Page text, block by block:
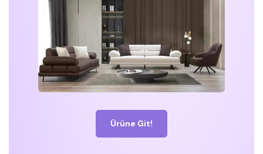
Ürüne Git!